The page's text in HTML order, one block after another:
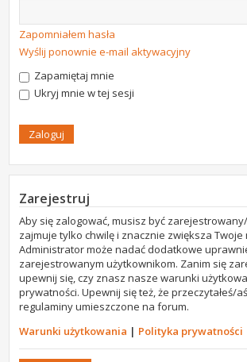
Zapomniałem hasła
Wyślij ponownie e-mail aktywacyjny
Zapamiętaj mnie
Ukryj mnie w tej sesji
Zarejestruj
Aby się zalogować, musisz być
zajmuje tylko chwilę i znacznie zwiększa Twoje
Administrator może nadać dodatkowe
zarejestrowanym użytkownikom. Zanim się
upewnij się, czy znasz nasze warunki
prywatności. Upewnij się też, że przeczytałeś/
regulaminy umieszczone na forum.
Warunki użytkowania | Polityka prywatności